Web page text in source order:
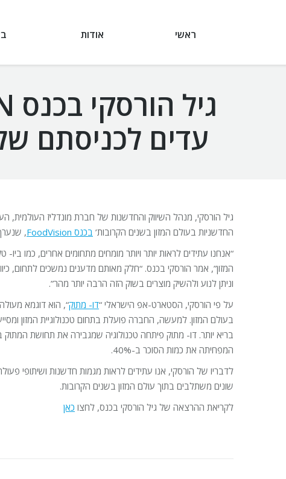
ראשי אודות
עדים לכניסתם
גיל הורסקי, מנהל השיווק והחדשנות של חברת מונדליז העולמית,
החדשניות בעולם המזון בשנים הקרובות’ בכנס FoodVision
,
“אנחנו עתידים לראות יותר ויותר מומחים מתחומים אחרים, כמו
המזון”, אמר הורסקי בכנס. “חלק מאותם מדענים נמשכים לתחום,
וניתן לנוע ולהשיק מוצרים בשוק הזה הרבה יותר מהר”.
על פי הורסקי, הסטארט-אפ הישראלי “דו- מתוק“, הוא דוגמא
בעולם המזון. למעשה, החברה פועלת בתחום טכנולוגיית המזון
בריא יותר. דו- מתוק פיתחה טכנולוגיה שמגבירה את תחושת
המפחיתה את כמות הסוכר ב-40%.
לדבריו של הורסקי, אנו עתידים לראות מגמות חדשנות ושיתופי
שונים משתלבים בתוך עולם המזון בשנים הקרובות.
לקריאת ההרצאה של גיל הורסקי בכנס, לחצו כאן